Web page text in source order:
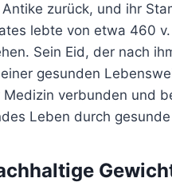
zurück, und ihr
lebte von etwa 460
Sein Eid, der nach
gesunden
verbunden und
Leben durch